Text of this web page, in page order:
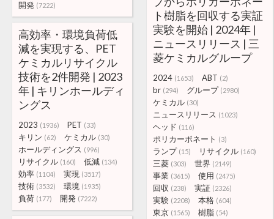
開発 (7222)
ト樹脂を回収する実証
実験を開始 | 2024年 |
ニュースリリース | 三
菱ケミカルグループ
2024 (1653) ABT (2)
br (294) グループ (2980)
ケミカル (30)
ニュースリリース (1023)
ヘッド (116)
ポリカーボネート (3)
ランプ (15) リサイクル (160)
三菱 (303) 世界 (2149)
事業 (3615) 使用 (2475)
回収 (238) 実証 (2326)
実験 (2208) 本格 (604)
東京 (1565) 樹脂 (54)
高効率・環境負荷低
減を実現する、PET
ケミカルリサイクル
技術を2件開発 | 2023
年 | キリンホールディ
ングス
2023 (1936) PET (33)
キリン (62) ケミカル (30)
ホールディングス (996)
リサイクル (160) 低減 (134)
効率 (1104) 実現 (3517)
技術 (3532) 環境 (1935)
負荷 (177) 開発 (7222)